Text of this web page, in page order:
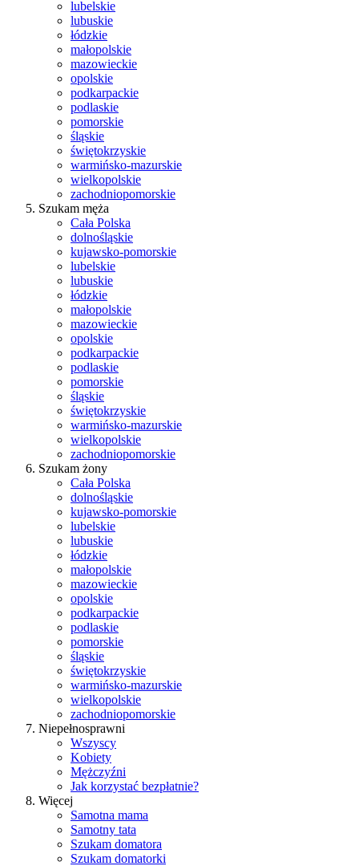
lubelskie
lubuskie
łódzkie
małopolskie
mazowieckie
opolskie
podkarpackie
podlaskie
pomorskie
śląskie
świętokrzyskie
warmińsko-mazurskie
wielkopolskie
zachodniopomorskie
Szukam męża
Cała Polska
dolnośląskie
kujawsko-pomorskie
lubelskie
lubuskie
łódzkie
małopolskie
mazowieckie
opolskie
podkarpackie
podlaskie
pomorskie
śląskie
świętokrzyskie
warmińsko-mazurskie
wielkopolskie
zachodniopomorskie
Szukam żony
Cała Polska
dolnośląskie
kujawsko-pomorskie
lubelskie
lubuskie
łódzkie
małopolskie
mazowieckie
opolskie
podkarpackie
podlaskie
pomorskie
śląskie
świętokrzyskie
warmińsko-mazurskie
wielkopolskie
zachodniopomorskie
Niepełnosprawni
Wszyscy
Kobiety
Mężczyźni
Jak korzystać bezpłatnie?
Więcej
Samotna mama
Samotny tata
Szukam domatora
Szukam domatorki